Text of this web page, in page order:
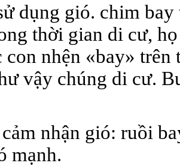
dụng gió. chim
thời gian di cư,
con nhện «bay»
vậy chúng di cư.
nhận gió: ruồi
mạnh.